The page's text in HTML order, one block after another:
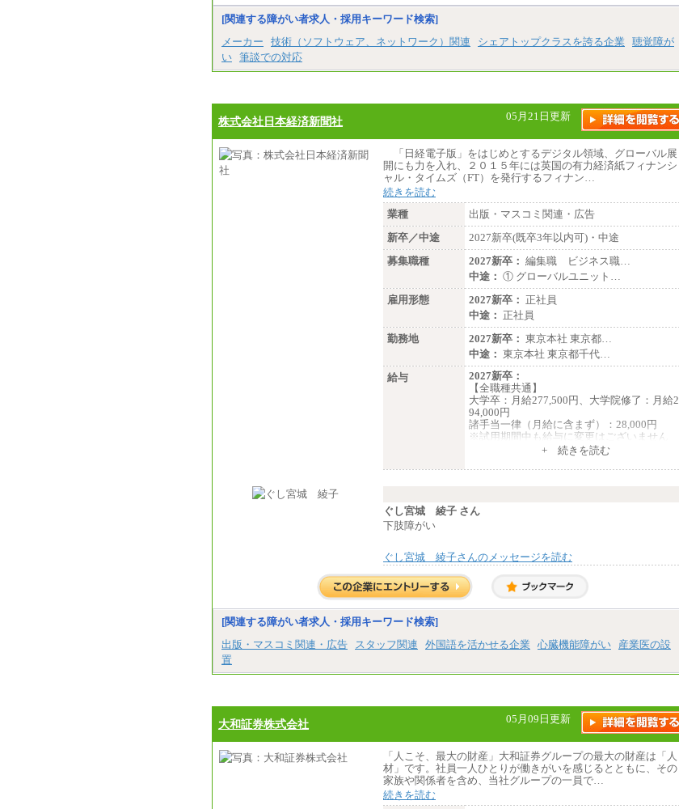
[関連する障がい者求人・採用キーワード検索]
メーカー
技術（ソフトウェア、ネットワーク）関連 シェアトップクラスを誇る企業
聴覚障が
い 筆談での対応
株式会社日本経済新聞社 05月21日更新
「日経電子版」をはじめとするデジタル領域、グローバル展
開にも力を入れ、２０１５年には英国の有力経済紙フィナンシ
ャル・タイムズ（FT）を発行するフィナン…
続きを読む
業種
出版・マスコミ関連・広告
新卒／中途
2027新卒(既卒3年以内可)・中途
募集職種
2027新卒： 編集職 ビジネス職…
中途： ① グローバルユニット…
雇用形態
2027新卒： 正社員
中途： 正社員
勤務地
2027新卒： 東京本社 東京都…
中途： 東京本社 東京都千代…
給与
2027新卒：
【全職種共通】
大学卒：月給277,500円、大学院修了：月給2
94,000円
諸手当一律（月給に含まず）：28,000円
※試用期間中も給与に変更はございません
月給370,000円～
※試用期間中も給与に変更はございません。
+ 続きを読む
ぐし宮城 綾子 さん
下肢障がい
ぐし宮城 綾子さんのメッセージを読む
[関連する障がい者求人・採用キーワード検索]
出版・マスコミ関連・広告
スタッフ関連 外国語を活かせる企業 心臓機能障がい
産業医の設
置
大和証券株式会社 05月09日更新
「人こそ、最大の財産」大和証券グループの最大の財産は「人
材」です。社員一人ひとりが働きがいを感じるとともに、その
家族や関係者を含め、当社グループの一員で…
続きを読む